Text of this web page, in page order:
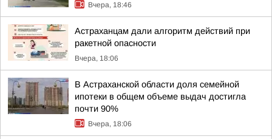
Вчера, 18:46
Астраханцам дали алгоритм действий при
ракетной опасности
Вчера, 18:06
В Астраханской области доля семейной
ипотеки в общем объеме выдач достигла
почти 90%
Вчера, 18:06